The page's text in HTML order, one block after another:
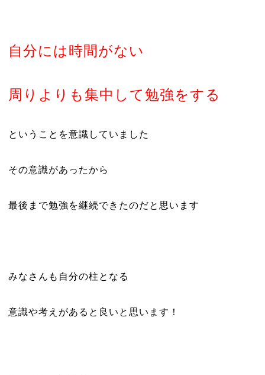
自分には時間がない
周りよりも集中して勉強をする
ということを意識していました
その意識があったから
最後まで勉強を継続できたのだと思います
みなさんも自分の柱となる
意識や考えがあると良いと思います！